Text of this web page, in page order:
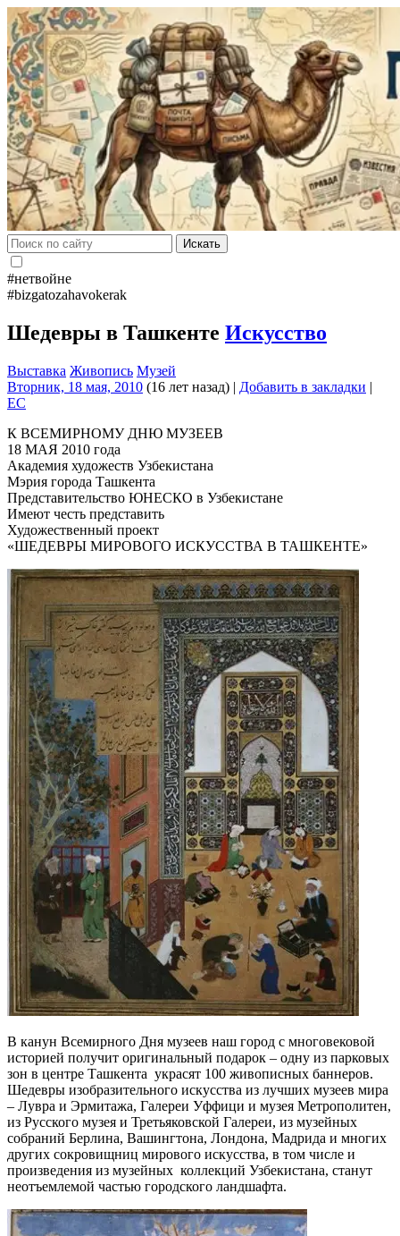
Искать
#нетвойне
#bizgatozahavokerak
Шедевры в Ташкенте Искусство
Выставка Живопись Музей
Вторник, 18 мая, 2010 (16 лет назад) | Добавить в закладки |
EC
К ВСЕМИРНОМУ ДНЮ МУЗЕЕВ
18 МАЯ 2010 года
Академия художеств Узбекистана
Мэрия города Ташкента
Представительство ЮНЕСКО в Узбекистане
Имеют честь представить
Художественный проект
«ШЕДЕВРЫ МИРОВОГО ИСКУССТВА В ТАШКЕНТЕ»
В канун Всемирного Дня музеев наш город с многовековой
историей получит оригинальный подарок – одну из парковых
зон в центре Ташкента украсят 100 живописных баннеров.
Шедевры изобразительного искусства из лучших музеев мира
– Лувра и Эрмитажа, Галереи Уффици и музея Метрополитен,
из Русского музея и Третьяковской Галереи, из музейных
собраний Берлина, Вашингтона, Лондона, Мадрида и многих
других сокровищниц мирового искусства, в том числе и
произведения из музейных коллекций Узбекистана, станут
неотъемлемой частью городского ландшафта.